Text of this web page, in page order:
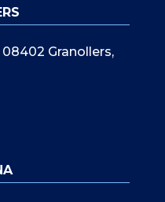
08402 Granollers,